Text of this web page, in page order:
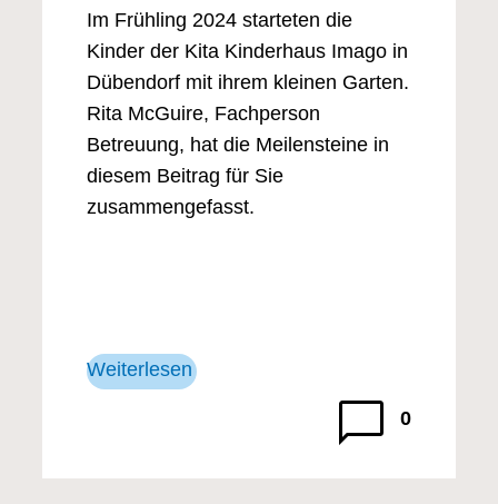
Im Frühling 2024 starteten die
Kinder der Kita Kinderhaus Imago in
Dübendorf mit ihrem kleinen Garten.
Rita McGuire, Fachperson
Betreuung, hat die Meilensteine in
diesem Beitrag für Sie
zusammengefasst.
Weiterlesen
0